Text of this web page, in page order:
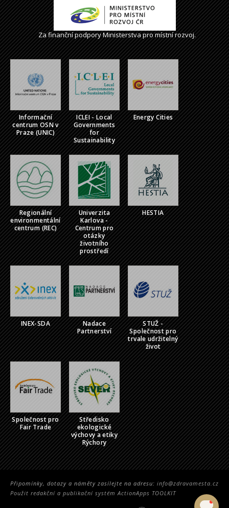
Za finanční podpory Ministerstva pro místní rozvoj.
Informační
centrum OSN v
Praze (UNIC)
ICLEI - Local
Governments
for
Sustainability
Energy Cities
Regionální
environmentální
centrum (REC)
Univerzita
Karlova -
Centrum pro
otázky
životního
prostředí
HESTIA
INEX-SDA
Nadace
Partnerství
STUŽ -
Společnost pro
trvale udržitelný
život
Společnost pro
Fair Trade
Středisko
ekologické
výchovy a etiky
Rýchory
Připomínky, dotazy a náměty zasílejte na adresu: info@zdravamesta.cz
Použit redakční a publikační systém ActionApps TOOLKIT